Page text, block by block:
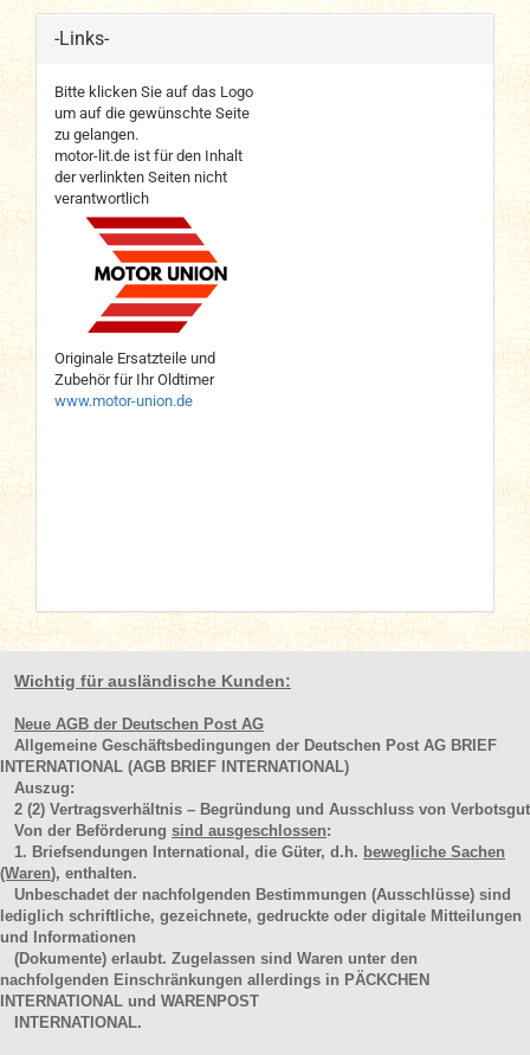
-Links-
Bitte klicken Sie auf das Logo
um auf die gewünschte Seite
zu gelangen.
motor-lit.de ist für den Inhalt
der verlinkten Seiten nicht
verantwortlich
Originale Ersatzteile und
Zubehör für Ihr Oldtimer
www.motor-union.de
Wichtig für ausländische Kunden:
Neue AGB der Deutschen Post AG
Allgemeine Geschäftsbedingungen der Deutschen Post AG BRIEF
INTERNATIONAL (AGB BRIEF INTERNATIONAL)
Auszug:
2 (2) Vertragsverhältnis – Begründung und Ausschluss von Verbotsgut
Von der Beförderung sind ausgeschlossen:
1. Briefsendungen International, die Güter, d.h. bewegliche Sachen
(Waren), enthalten.
Unbeschadet der nachfolgenden Bestimmungen (Ausschlüsse) sind
lediglich schriftliche, gezeichnete, gedruckte oder digitale Mitteilungen
und Informationen
(Dokumente) erlaubt. Zugelassen sind Waren unter den
nachfolgenden Einschränkungen allerdings in PÄCKCHEN
INTERNATIONAL und WARENPOST
INTERNATIONAL.